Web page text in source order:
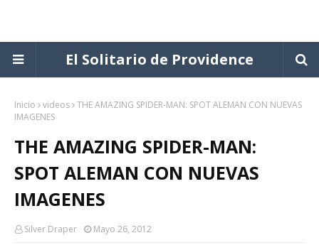
El Solitario de Providence
Inicio videos THE AMAZING SPIDER-MAN: SPOT ALEMAN CON NUEVAS
IMAGENES
THE AMAZING SPIDER-MAN:
SPOT ALEMAN CON NUEVAS
IMAGENES
Silver Draper Mayo 26, 2012